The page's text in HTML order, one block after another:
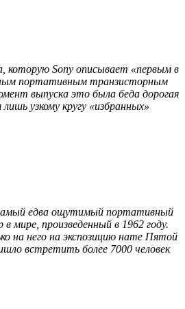
которую Sony описывает «первым в
портативным транзисторным
выпуска это была беда дорогая
узкому кругу «избранных»
едва ощутимый портативный
в мире, произведенный в 1962 году.
на него на экспозицию нате Пятой
встретить более 7000 человек